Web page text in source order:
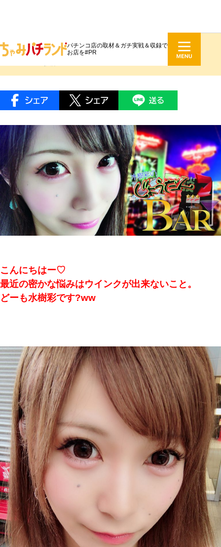
パチンコ店の取材＆ガチ実戦＆収録で
お店を#PR
水樹彩『上段≒冗談 BAR』 #011
こんにちはー♡
最近の密かな悩みはウインクが出来ないこと。
どーも水樹彩です?ww